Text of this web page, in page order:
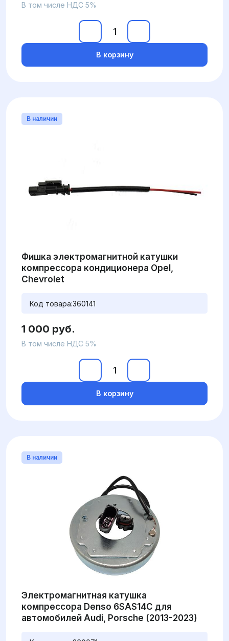
В том числе НДС 5%
В корзину
В наличии
Фишка электромагнитной катушки
компрессора кондиционера Opel,
Chevrolet
Код товара:360141
1 000 руб.
В том числе НДС 5%
В корзину
В наличии
Электромагнитная катушка
компрессора Denso 6SAS14C для
автомобилей Audi, Porsche (2013-2023)